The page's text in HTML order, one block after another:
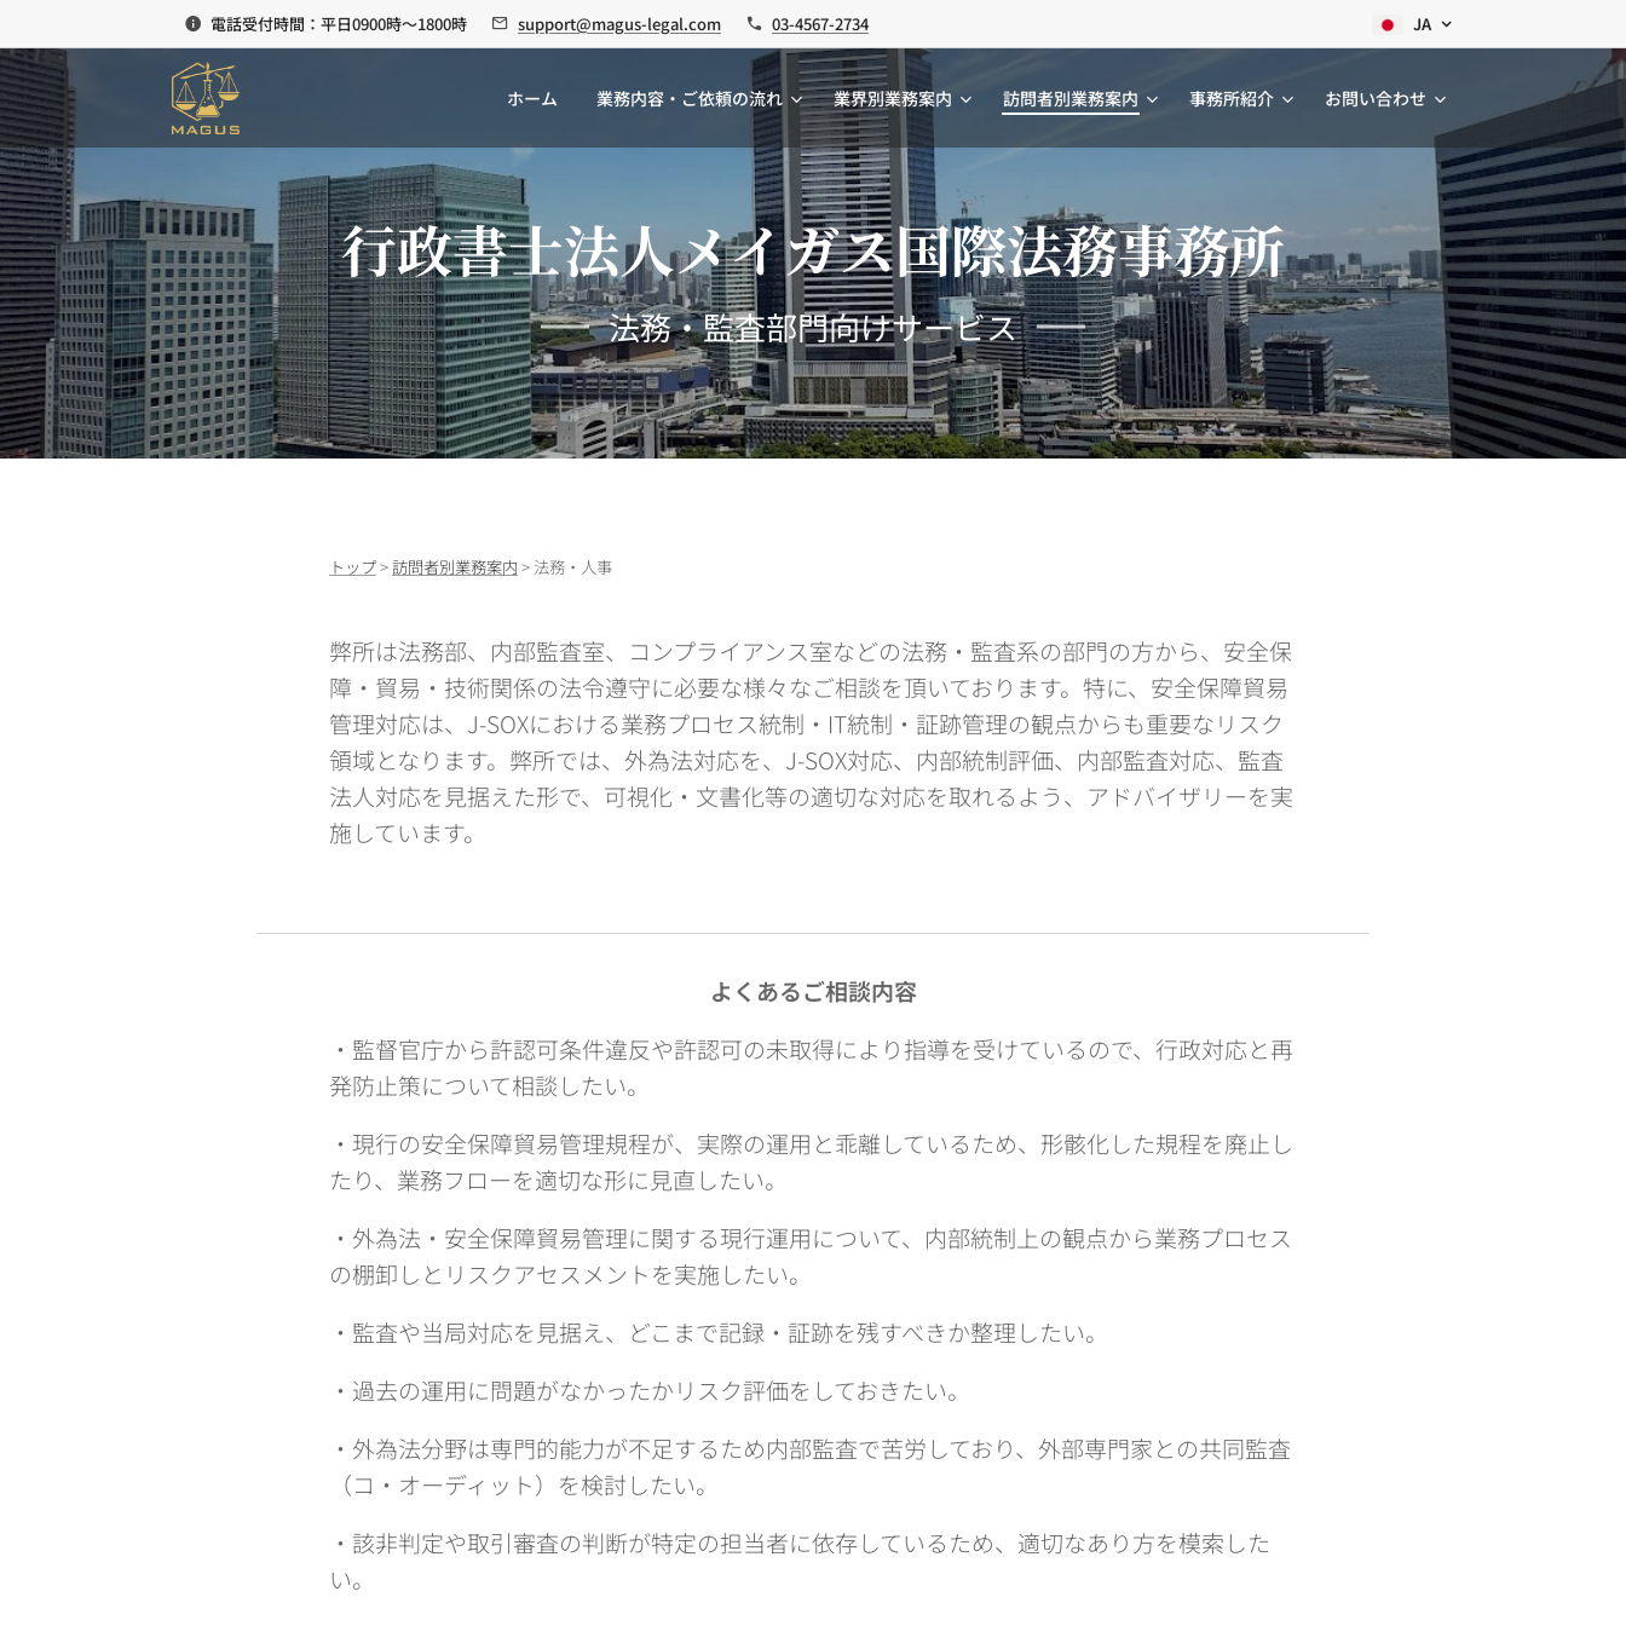
電話受付時間：平日0900時～1800時 support@magus-legal.com 03-4567-2734 JA
ホーム 業務内容・ご依頼の流れ 業界別業務案内 訪問者別業務案内 事務所紹介 お問い合わせ
行政書士法人メイガス国際法務事務所
法務・監査部門向けサービス
トップ>訪問者別業務案内 > 法務・人事
弊所は法務部、内部監査室、コンプライアンス室などの法務・監査系の部門の方から、安全保
障・貿易・技術関係の法令遵守に必要な様々なご相談を頂いております。特に、安全保障貿易
管理対応は、J-SOXにおける業務プロセス統制・IT統制・証跡管理の観点からも重要なリスク
領域となります。弊所では、外為法対応を、J-SOX対応、内部統制評価、内部監査対応、監査
法人対応を見据えた形で、可視化・文書化等の適切な対応を取れるよう、アドバイザリーを実
施しています。
よくあるご相談内容
・監督官庁から許認可条件違反や許認可の未取得により指導を受けているので、行政対応と再
発防止策について相談したい。
・現行の安全保障貿易管理規程が、実際の運用と乖離しているため、形骸化した規程を廃止し
たり、業務フローを適切な形に見直したい。
・外為法・安全保障貿易管理に関する現行運用について、内部統制上の観点から業務プロセス
の棚卸しとリスクアセスメントを実施したい。
・監査や当局対応を見据え、どこまで記録・証跡を残すべきか整理したい。
・過去の運用に問題がなかったかリスク評価をしておきたい。
・外為法分野は専門的能力が不足するため内部監査で苦労しており、外部専門家との共同監査
（コ・オーディット）を検討したい。
・該非判定や取引審査の判断が特定の担当者に依存しているため、適切なあり方を模索した
い。